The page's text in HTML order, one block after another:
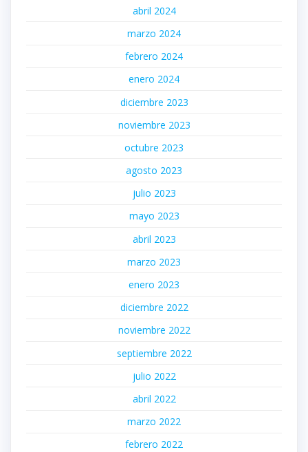
abril 2024
marzo 2024
febrero 2024
enero 2024
diciembre 2023
noviembre 2023
octubre 2023
agosto 2023
julio 2023
mayo 2023
abril 2023
marzo 2023
enero 2023
diciembre 2022
noviembre 2022
septiembre 2022
julio 2022
abril 2022
marzo 2022
febrero 2022